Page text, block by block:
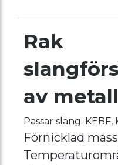
Rak
av
Passar slang: KEBF,
Förnicklad